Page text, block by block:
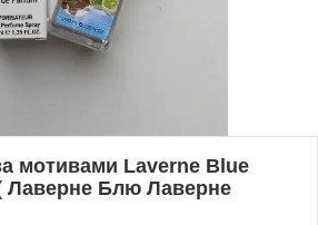
мотивами Laverne Blue
Лаверне Блю Лаверне